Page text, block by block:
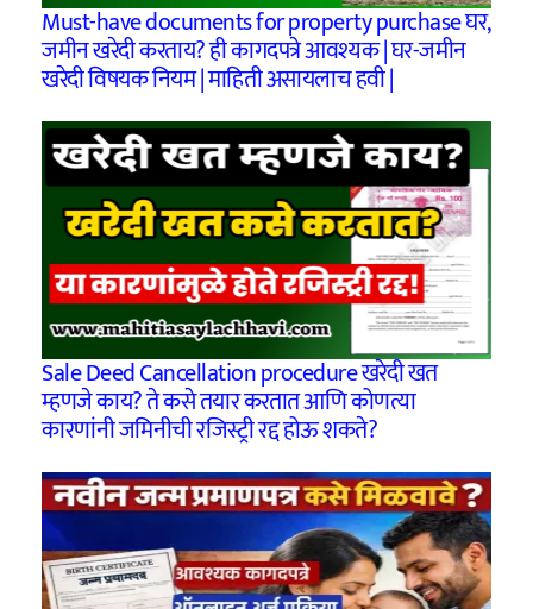
Must-have documents for property purchase घर,
जमीन खरेदी करताय? ही कागदपत्रे आवश्यक | घर-जमीन
खरेदी विषयक नियम | माहिती असायलाच हवी |
Sale Deed Cancellation procedure खरेदी खत
म्हणजे काय? ते कसे तयार करतात आणि कोणत्या
कारणांनी जमिनीची रजिस्ट्री रद्द होऊ शकते?